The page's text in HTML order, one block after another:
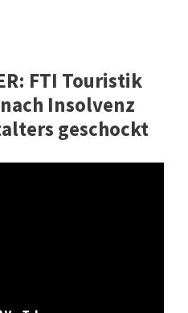
FTI Touristik
Insolvenz
geschockt